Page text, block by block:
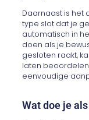
Daarnaast is het
type slot dat je
automatisch in
doen als je
gesloten raakt,
laten
eenvoudige
Wat doe je